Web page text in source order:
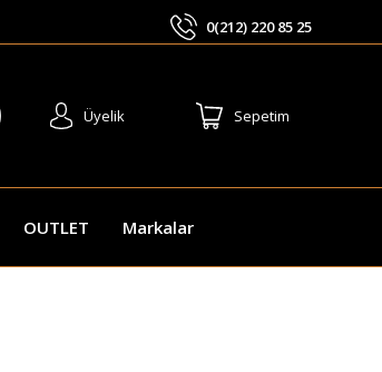
0(212) 220 85 25
Üyelik Sepetim
OUTLET Markalar